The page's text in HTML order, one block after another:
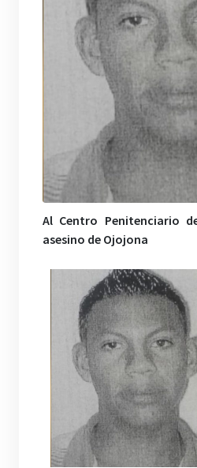
Al Centro Penitenciario
asesino de Ojojona